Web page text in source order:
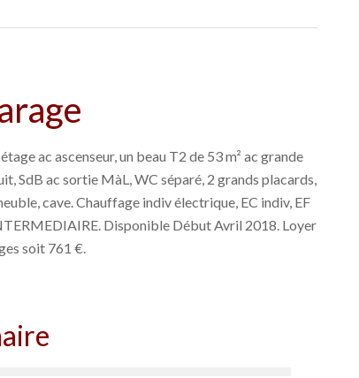
ac ascenseur, un beau T2 de 53 m² ac grande
SdB ac sortie MàL, WC séparé, 2 grands placards,
cave. Chauffage indiv électrique, EC indiv, EF
Disponible Début Avril 2018. Loyer
soit 761 €.